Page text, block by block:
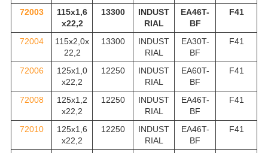
72003
115x1,6
x22,2
13300
INDUST
RIAL
EA46T-
BF
F41
72004
115x2,0x
22,2
13300
INDUST
RIAL
EA30T-
BF
F41
72006
125x1,0
x22,2
12250
INDUST
RIAL
EA60T-
BF
F41
72008
125x1,2
x22,2
12250
INDUST
RIAL
EA46T-
BF
F41
72010
125x1,6
x22,2
12250
INDUST
RIAL
EA46T-
BF
F41